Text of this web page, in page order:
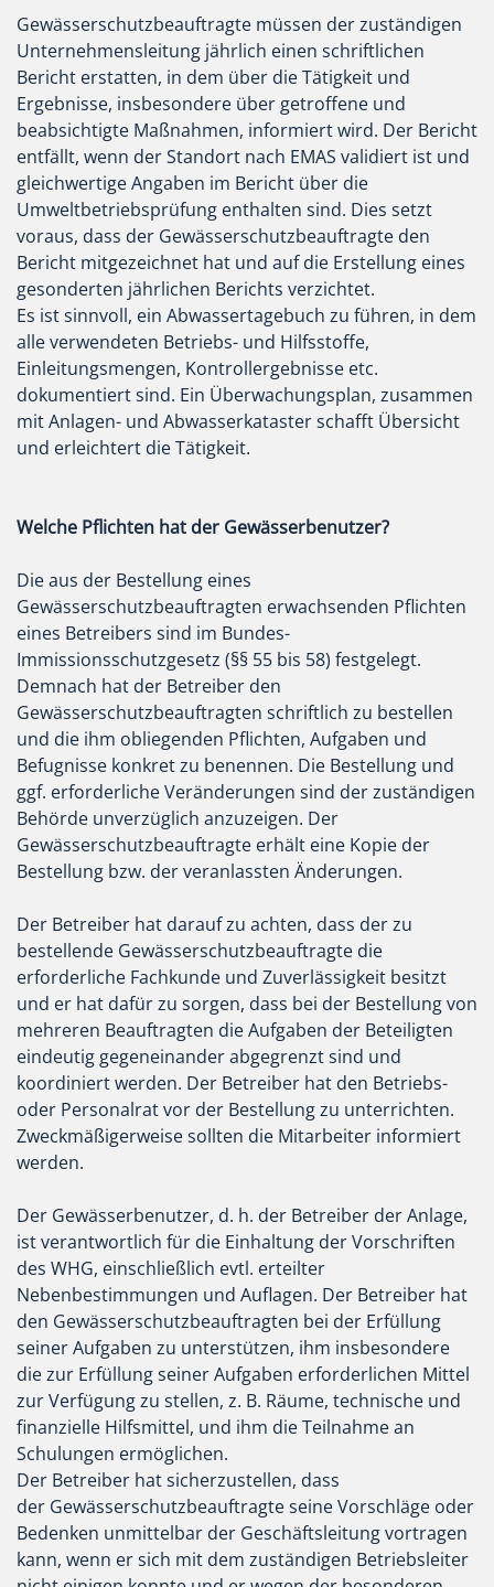
Gewässerschutzbeauftragte müssen der zuständigen
Unternehmensleitung jährlich einen schriftlichen
Bericht erstatten, in dem über die Tätigkeit und
Ergebnisse, insbesondere über getroffene und
beabsichtigte Maßnahmen, informiert wird. Der Bericht
entfällt, wenn der Standort nach EMAS validiert ist und
gleichwertige Angaben im Bericht über die
Umweltbetriebsprüfung enthalten sind. Dies setzt
voraus, dass der Gewässerschutzbeauftragte den
Bericht mitgezeichnet hat und auf die Erstellung eines
gesonderten jährlichen Berichts verzichtet.
Es ist sinnvoll, ein Abwassertagebuch zu führen, in dem
alle verwendeten Betriebs- und Hilfsstoffe,
Einleitungsmengen, Kontrollergebnisse etc.
dokumentiert sind. Ein Überwachungsplan, zusammen
mit Anlagen- und Abwasserkataster schafft Übersicht
und erleichtert die Tätigkeit.
Welche Pflichten hat der Gewässerbenutzer?
Die aus der Bestellung eines
Gewässerschutzbeauftragten erwachsenden Pflichten
eines Betreibers sind im Bundes-
Immissionsschutzgesetz (§§ 55 bis 58) festgelegt.
Demnach hat der Betreiber den
Gewässerschutzbeauftragten schriftlich zu bestellen
und die ihm obliegenden Pflichten, Aufgaben und
Befugnisse konkret zu benennen. Die Bestellung und
ggf. erforderliche Veränderungen sind der zuständigen
Behörde unverzüglich anzuzeigen. Der
Gewässerschutzbeauftragte erhält eine Kopie der
Bestellung bzw. der veranlassten Änderungen.
Der Betreiber hat darauf zu achten, dass der zu
bestellende Gewässerschutzbeauftragte die
erforderliche Fachkunde und Zuverlässigkeit besitzt
und er hat dafür zu sorgen, dass bei der Bestellung von
mehreren Beauftragten die Aufgaben der Beteiligten
eindeutig gegeneinander abgegrenzt sind und
koordiniert werden. Der Betreiber hat den Betriebs-
oder Personalrat vor der Bestellung zu unterrichten.
Zweckmäßigerweise sollten die Mitarbeiter informiert
werden.
Der Gewässerbenutzer, d. h. der Betreiber der Anlage,
ist verantwortlich für die Einhaltung der Vorschriften
des WHG, einschließlich evtl. erteilter
Nebenbestimmungen und Auflagen. Der Betreiber hat
den Gewässerschutzbeauftragten bei der Erfüllung
seiner Aufgaben zu unterstützen, ihm insbesondere
die zur Erfüllung seiner Aufgaben erforderlichen Mittel
zur Verfügung zu stellen, z. B. Räume, technische und
finanzielle Hilfsmittel, und ihm die Teilnahme an
Schulungen ermöglichen.
Der Betreiber hat sicherzustellen, dass
der Gewässerschutzbeauftragte seine Vorschläge oder
Bedenken unmittelbar der Geschäftsleitung vortragen
kann, wenn er sich mit dem zuständigen Betriebsleiter